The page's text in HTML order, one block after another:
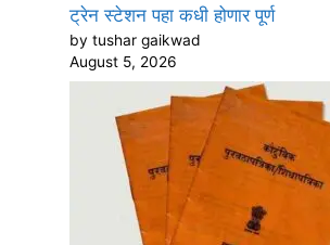
ट्रेन स्टेशन पहा कधी होणार पूर्ण
by tushar gaikwad
August 5, 2026